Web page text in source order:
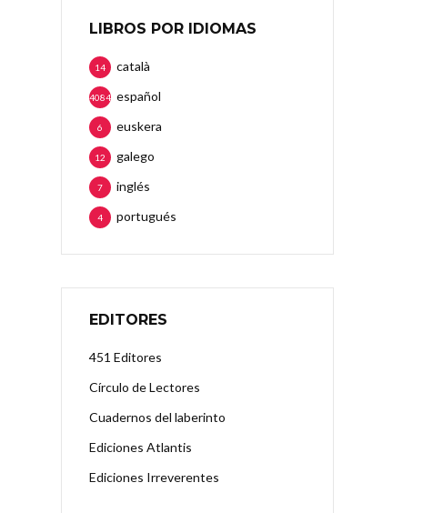
LIBROS POR IDIOMAS
català
14
español
4084
euskera
6
galego
12
inglés
7
portugués
4
EDITORES
451 Editores
Círculo de Lectores
Cuadernos del laberinto
Ediciones Atlantis
Ediciones Irreverentes